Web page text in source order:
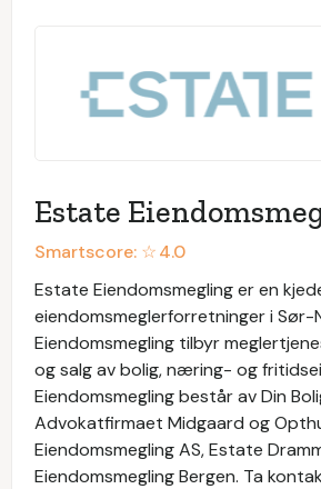
Estate
Smartscore: ☆4.0
Estate Eiendomsmegling er en
eiendomsmeglerforretninger i Sør-
Eiendomsmegling tilbyr
og salg av bolig, næring- og
Eiendomsmegling består av Din
Advokatfirmaet Midgaard og
Eiendomsmegling AS, Estate
Eiendomsmegling Bergen. Ta